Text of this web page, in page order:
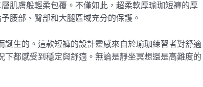
肌膚般輕柔包覆。不僅如此，超柔軟厚瑜珈短褲的厚
腰部、臀部和大腿區域充分的保護。
生的。這款短褲的設計靈感來自於瑜珈練習者對舒適
都感受到穩定與舒適。無論是靜坐冥想還是高難度的